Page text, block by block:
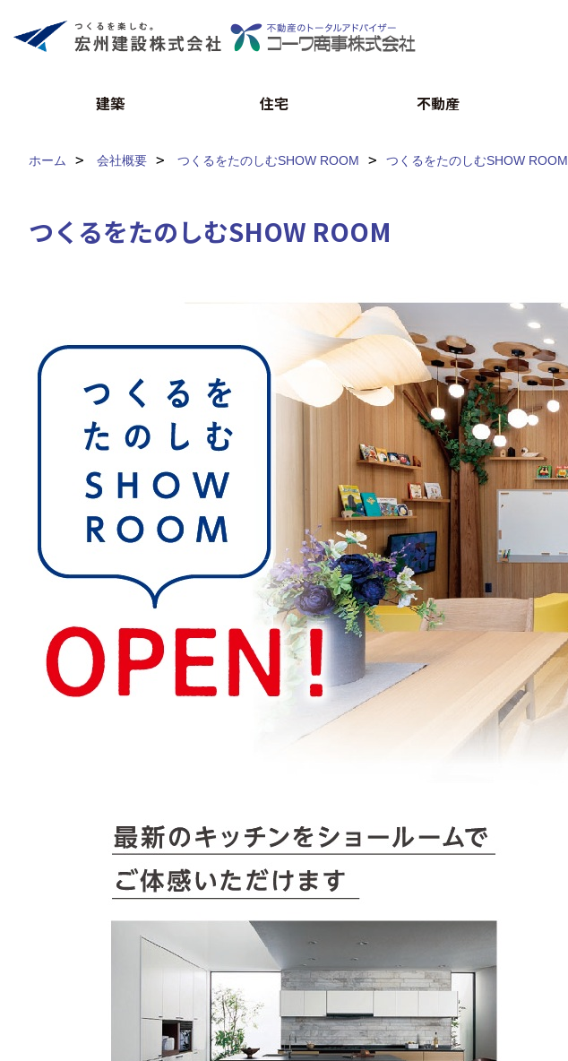
建築 住宅 不動産
ホーム 会社概要 つくるをたのしむSHOW ROOM つくるをたのしむSHOW ROOM
つくるをたのしむSHOW ROOM